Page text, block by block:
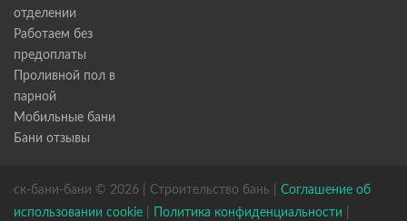
отделении
Работаем без
предоплаты
Проливной пол в
парной
Мобильные бани
Бани отзывы
ск-бани-бани © 2026 | Строительство бань | Соглашение об
использовании cookie
Политика конфиденциальности